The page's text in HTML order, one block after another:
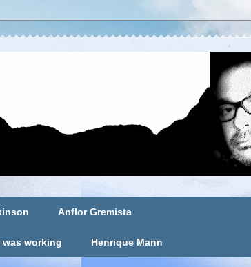
Anflor Gremista
was working Henrique Mann